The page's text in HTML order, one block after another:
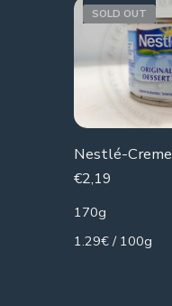
SOLD OUT
Nestlé-Creme
€2,19
170g
1.29€ / 100g